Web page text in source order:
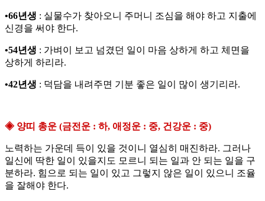
•66년생 : 실물수가 찾아오니 주머니 조심을 해야 하고 지출에
신경을 써야 한다.
•54년생 : 가벼이 보고 넘겼던 일이 마음 상하게 하고 체면을
상하게 하리라.
•42년생 : 덕담을 내려주면 기분 좋은 일이 많이 생기리라.
◈ 양띠 총운 (금전운 : 하, 애정운 : 중, 건강운 : 중)
노력하는 가운데 득이 있을 것이니 열심히 매진하라. 그러나
일신에 딱한 일이 있을지도 모르니 되는 일과 안 되는 일을 구
분하라. 힘으로 되는 일이 있고 그렇지 않은 일이 있으니 조율
을 잘해야 한다.